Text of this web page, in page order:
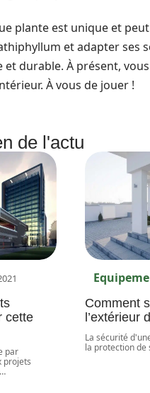
plante est unique et
et adapter ses
durable. À présent,
À vous de jouer !
de l'actu
cette
par
projets
…
Comment
l’extérieur
La sécurité
la protection de